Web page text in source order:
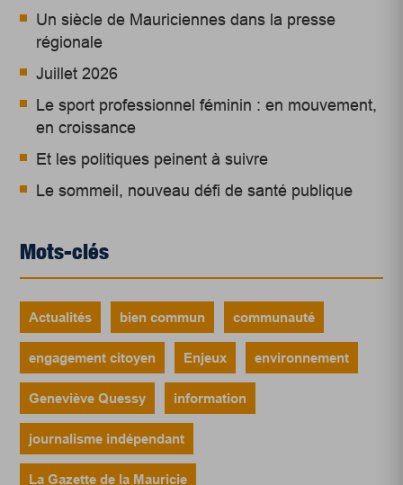
Un siècle de Mauriciennes dans la presse
régionale
Juillet 2026
Le sport professionnel féminin : en mouvement,
en croissance
Et les politiques peinent à suivre
Le sommeil, nouveau défi de santé publique
Mots-clés
Actualités bien commun communauté
engagement citoyen Enjeux environnement
Geneviève Quessy information
journalisme indépendant
La Gazette de la Mauricie